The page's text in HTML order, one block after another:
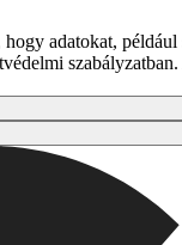
adatokat,